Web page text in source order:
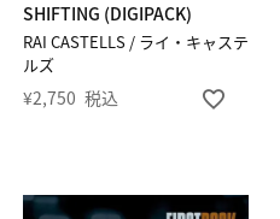
RAI CASTELLS / ライ・キャステ
ルズ
SHIFTING (DIGIPACK)
¥2,750 税込